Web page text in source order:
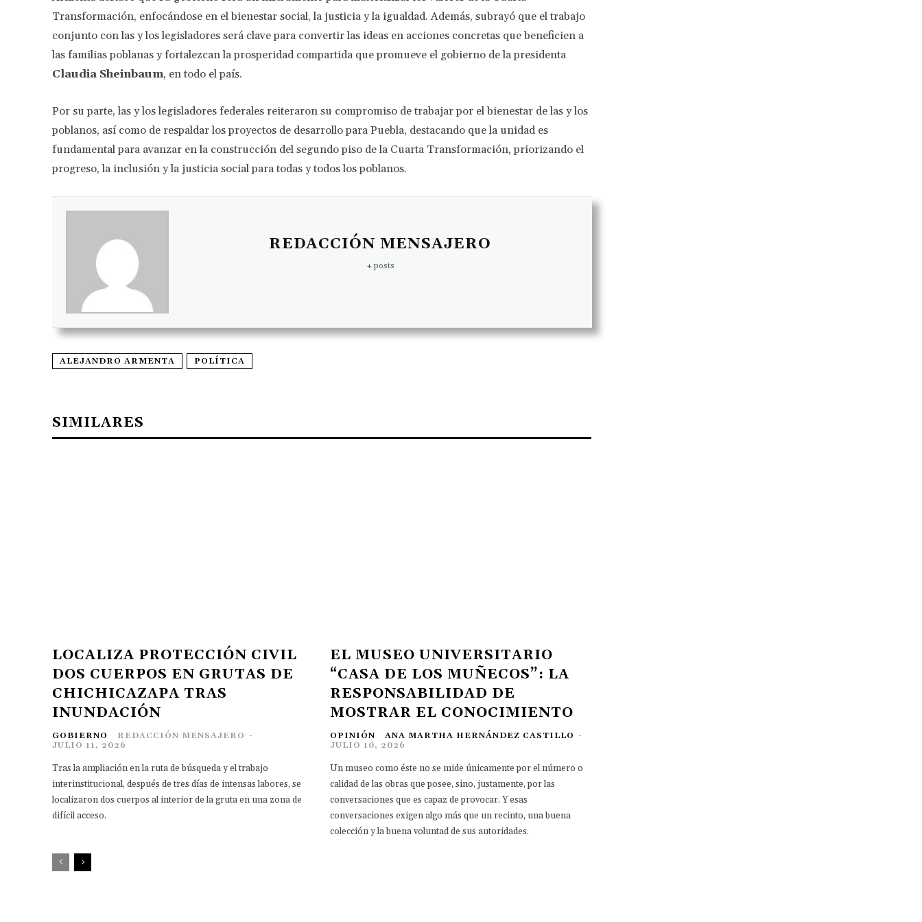
Transformación, enfocándose en el bienestar social, la justicia y la igualdad. Además, subrayó que el trabajo
conjunto con las y los legisladores será clave para convertir las ideas en acciones concretas que beneficien a
las familias poblanas y fortalezcan la prosperidad compartida que promueve el gobierno de la presidenta
Claudia Sheinbaum, en todo el país.
Por su parte, las y los legisladores federales reiteraron su compromiso de trabajar por el bienestar de las y los
poblanos, así como de respaldar los proyectos de desarrollo para Puebla, destacando que la unidad es
fundamental para avanzar en la construcción del segundo piso de la Cuarta Transformación, priorizando el
progreso, la inclusión y la justicia social para todas y todos los poblanos.
REDACCIÓN MENSAJERO
+ posts
ALEJANDRO ARMENTA POLÍTICA
SIMILARES
LOCALIZA PROTECCIÓN CIVIL
DOS CUERPOS EN GRUTAS DE
CHICHICAZAPA TRAS
INUNDACIÓN
GOBIERNO REDACCIÓN MENSAJERO -
JULIO 11, 2026
Tras la ampliación en la ruta de búsqueda y el trabajo
interinstitucional, después de tres días de intensas labores, se
localizaron dos cuerpos al interior de la gruta en una zona de
difícil acceso.
EL MUSEO UNIVERSITARIO
“CASA DE LOS MUÑECOS”: LA
RESPONSABILIDAD DE
MOSTRAR EL CONOCIMIENTO
OPINIÓN ANA MARTHA HERNÁNDEZ CASTILLO -
JULIO 10, 2026
Un museo como éste no se mide únicamente por el número o
calidad de las obras que posee, sino, justamente, por las
conversaciones que es capaz de provocar. Y esas
conversaciones exigen algo más que un recinto, una buena
colección y la buena voluntad de sus autoridades.